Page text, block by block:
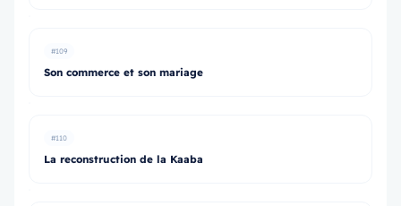
#109
Son commerce et son mariage
#110
La reconstruction de la Kaaba